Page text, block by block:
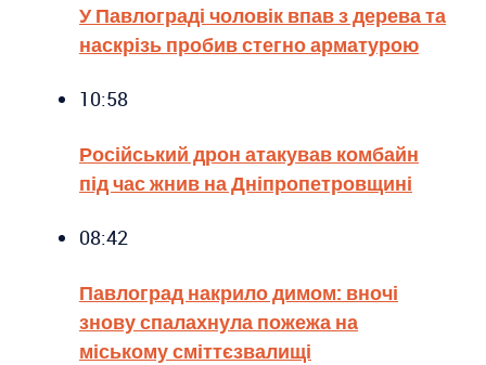
У Павлограді чоловік впав з дерева та
наскрізь пробив стегно арматурою
10:58
Російський дрон атакував комбайн
під час жнив на Дніпропетровщині
08:42
Павлоград накрило димом: вночі
знову спалахнула пожежа на
міському сміттєзвалищі